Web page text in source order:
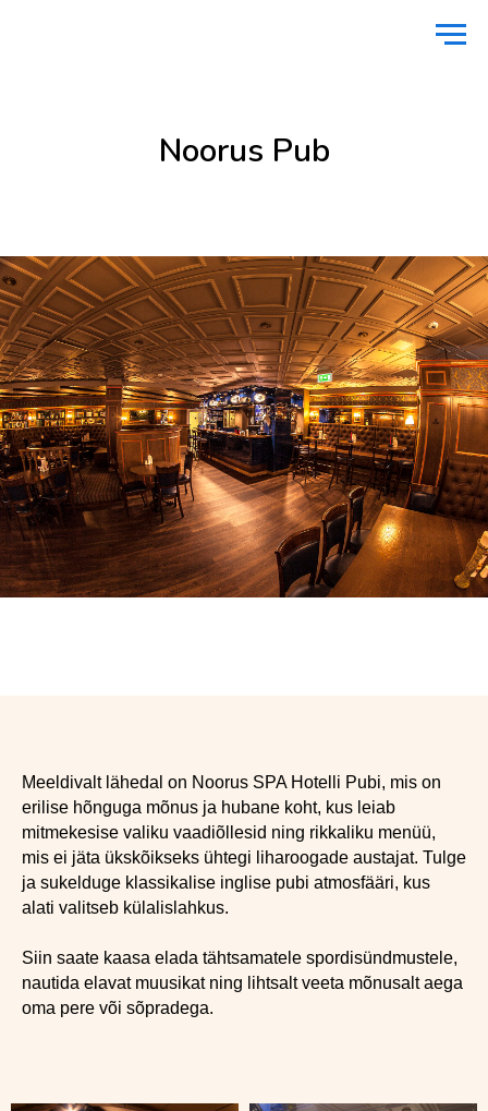
Noorus Pub
Meeldivalt lähedal on Noorus SPA Hotelli Pubi, mis on
erilise hõnguga mõnus ja hubane koht, kus leiab
mitmekesise valiku vaadiõllesid ning rikkaliku menüü,
mis ei jäta ükskõikseks ühtegi liharoogade austajat. Tulge
ja sukelduge klassikalise inglise pubi atmosfääri, kus
alati valitseb külalislahkus.
Siin saate kaasa elada tähtsamatele spordisündmustele,
nautida elavat muusikat ning lihtsalt veeta mõnusalt aega
oma pere või sõpradega.